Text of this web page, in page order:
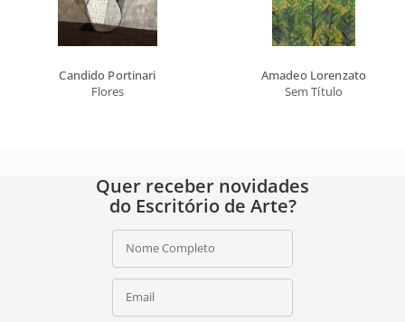
Candido Portinari
Flores
Amadeo Lorenzato
Sem Título
Quer receber novidades
do Escritório de Arte?
Nome Completo
Email